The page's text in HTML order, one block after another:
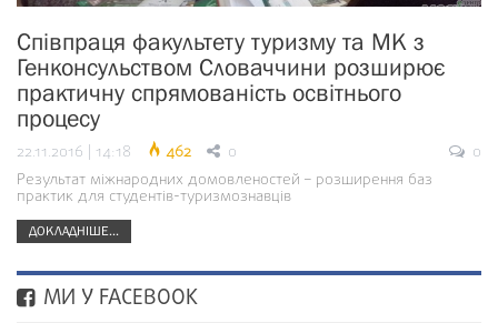
Співпраця факультету туризму та МК з
Генконсульством Словаччини розширює
практичну спрямованість освітнього
процесу
22.11.2016 | 14:18 462 0
0
Результат міжнародних домовленостей – розширення баз
практик для студентів-туризмознавців
ДОКЛАДНІШЕ...
МИ У FACEBOOK